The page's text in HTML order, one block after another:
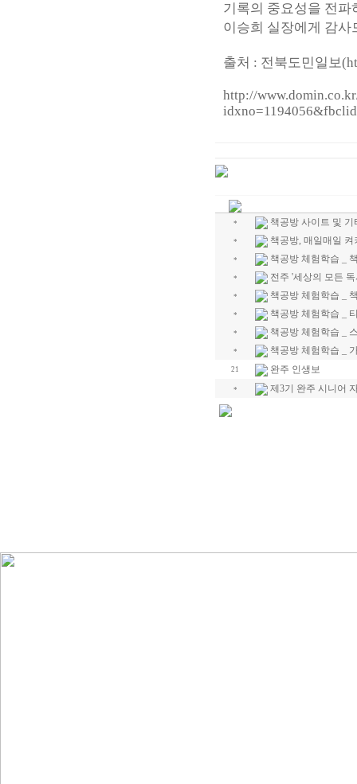
기록의 중요성을 전
이승희 실장에게 감
출처 : 전북도민일보(
http://
* 책공방 사이트 및
* 책공방, 매일매일
* 책공방 체험학습 _
* 전주 '세상의 모든
* 책공방 체험학습 _
* 책공방 체험학습 _
* 책공방 체험학습 _
* 책공방 체험학습 _
21 완주 인생보
* 제3기 완주 시니어